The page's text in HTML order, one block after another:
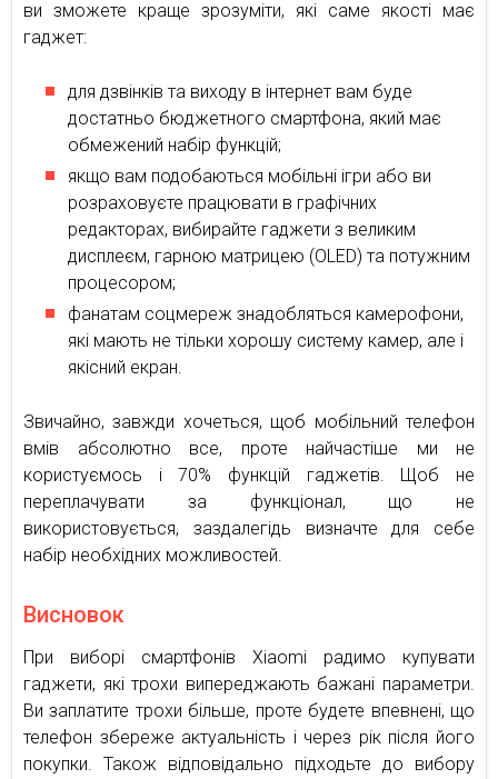
ви зможете краще зрозуміти, які саме якості має
гаджет:
для дзвінків та виходу в інтернет вам буде
достатньо бюджетного смартфона, який має
обмежений набір функцій;
якщо вам подобаються мобільні ігри або ви
розраховуєте працювати в графічних
редакторах, вибирайте гаджети з великим
дисплеєм, гарною матрицею (OLED) та потужним
процесором;
фанатам соцмереж знадобляться камерофони,
які мають не тільки хорошу систему камер, але і
якісний екран.
Звичайно, завжди хочеться, щоб мобільний телефон
вмів абсолютно все, проте найчастіше ми не
користуємось і 70% функцій гаджетів. Щоб не
переплачувати за функціонал, що не
використовується, заздалегідь визначте для себе
набір необхідних можливостей.
Висновок
При виборі смартфонів Xiaomi радимо купувати
гаджети, які трохи випереджають бажані параметри.
Ви заплатите трохи більше, проте будете впевнені, що
телефон збереже актуальність і через рік після його
покупки. Також відповідально підходьте до вибору